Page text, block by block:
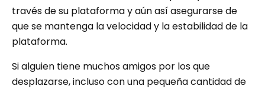
través de su plataforma y aún así asegurarse de
que se mantenga la velocidad y la estabilidad de la
plataforma.
Si alguien tiene muchos amigos por los que
desplazarse, incluso con una pequeña cantidad de